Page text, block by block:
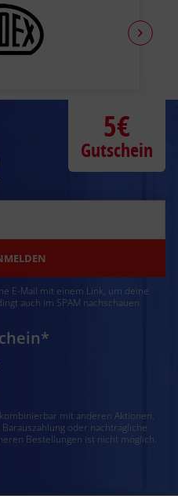
E-Mail mit einem Link, um deine
auch im SPAM nachschauen
mit anderen Aktionen.
oder nachträgliche
Bestellungen ist nicht möglich.
5€
Gutschein